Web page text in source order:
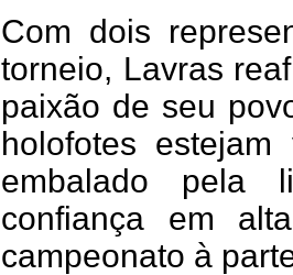
Com dois
torneio, Lavras
paixão de seu
holofotes
embalado pela
confiança em
campeonato à